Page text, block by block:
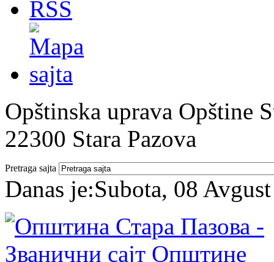
Opštinska uprava Opštine
22300 Stara Pazova
Pretraga sajta
Danas je:Subota, 08